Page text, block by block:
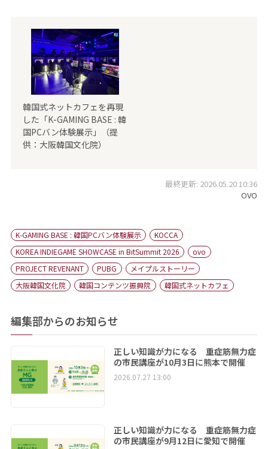
韓国式ネットカフェを再現
した「K-GAMING BASE : 韓
国PCバン体験展示」（提
供：大阪韓国文化院）
最終更新: 2026.05.20 10:36
OVO
K-GAMING BASE : 韓国PCバン体験展示
KOCCA
KOREA INDIEGAME SHOWCASE in BitSummit 2026
ovo
PROJECT REVENANT
PUBG
メイプルストーリー
大阪韓国文化院
韓国コンテンツ振興院 韓国式ネットカフェ
編集部からのお知らせ
正しい知識が力になる 重症筋無力症
の市民講座が10月3日に熊本で開催
2026.07.27 13:00
正しい知識が力になる 重症筋無力症
の市民講座が9月12日に愛知で開催